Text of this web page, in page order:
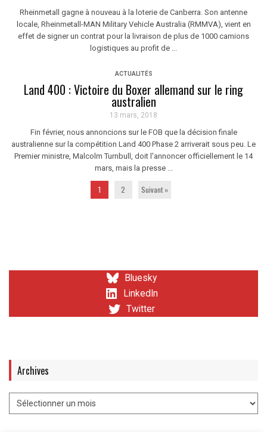
Rheinmetall gagne à nouveau à la loterie de Canberra. Son antenne
locale, Rheinmetall-MAN Military Vehicle Australia (RMMVA), vient en
effet de signer un contrat pour la livraison de plus de 1000 camions
logistiques au profit de ...
ACTUALITÉS
Land 400 : Victoire du Boxer allemand sur le ring
australien
13 mars, 2018
Fin février, nous annoncions sur le FOB que la décision finale
australienne sur la compétition Land 400 Phase 2 arriverait sous peu. Le
Premier ministre, Malcolm Turnbull, doit l'annoncer officiellement le 14
mars, mais la presse ...
1 2 Suivant »
Bluesky
LinkedIn
Twitter
Archives